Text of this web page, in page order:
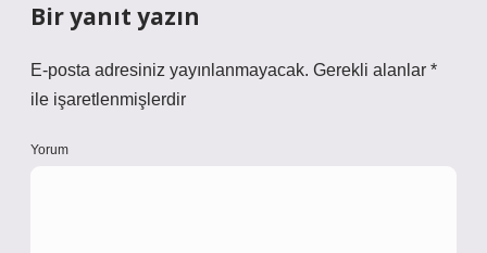
Bir yanıt yazın
E-posta adresiniz yayınlanmayacak. Gerekli alanlar *
ile işaretlenmişlerdir
Yorum